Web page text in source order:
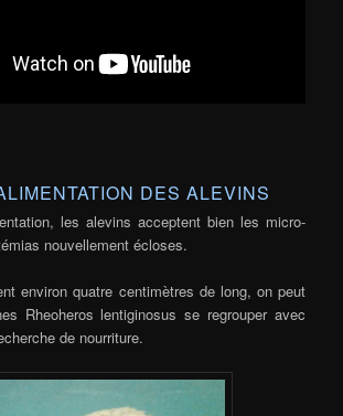
DES ALEVINS
les alevins acceptent bien les micro-
nouvellement écloses.
environ quatre centimètres de long, on peut
Rheoheros lentiginosus se regrouper avec
de nourriture.